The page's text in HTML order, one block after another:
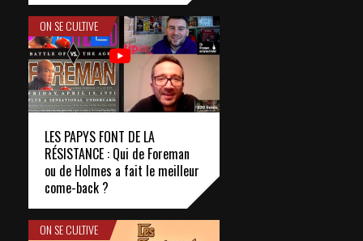
ON SE CULTIVE
LES PAPYS FONT DE LA
RÉSISTANCE : Qui de Foreman
ou de Holmes a fait le meilleur
come-back ?
ON SE CULTIVE